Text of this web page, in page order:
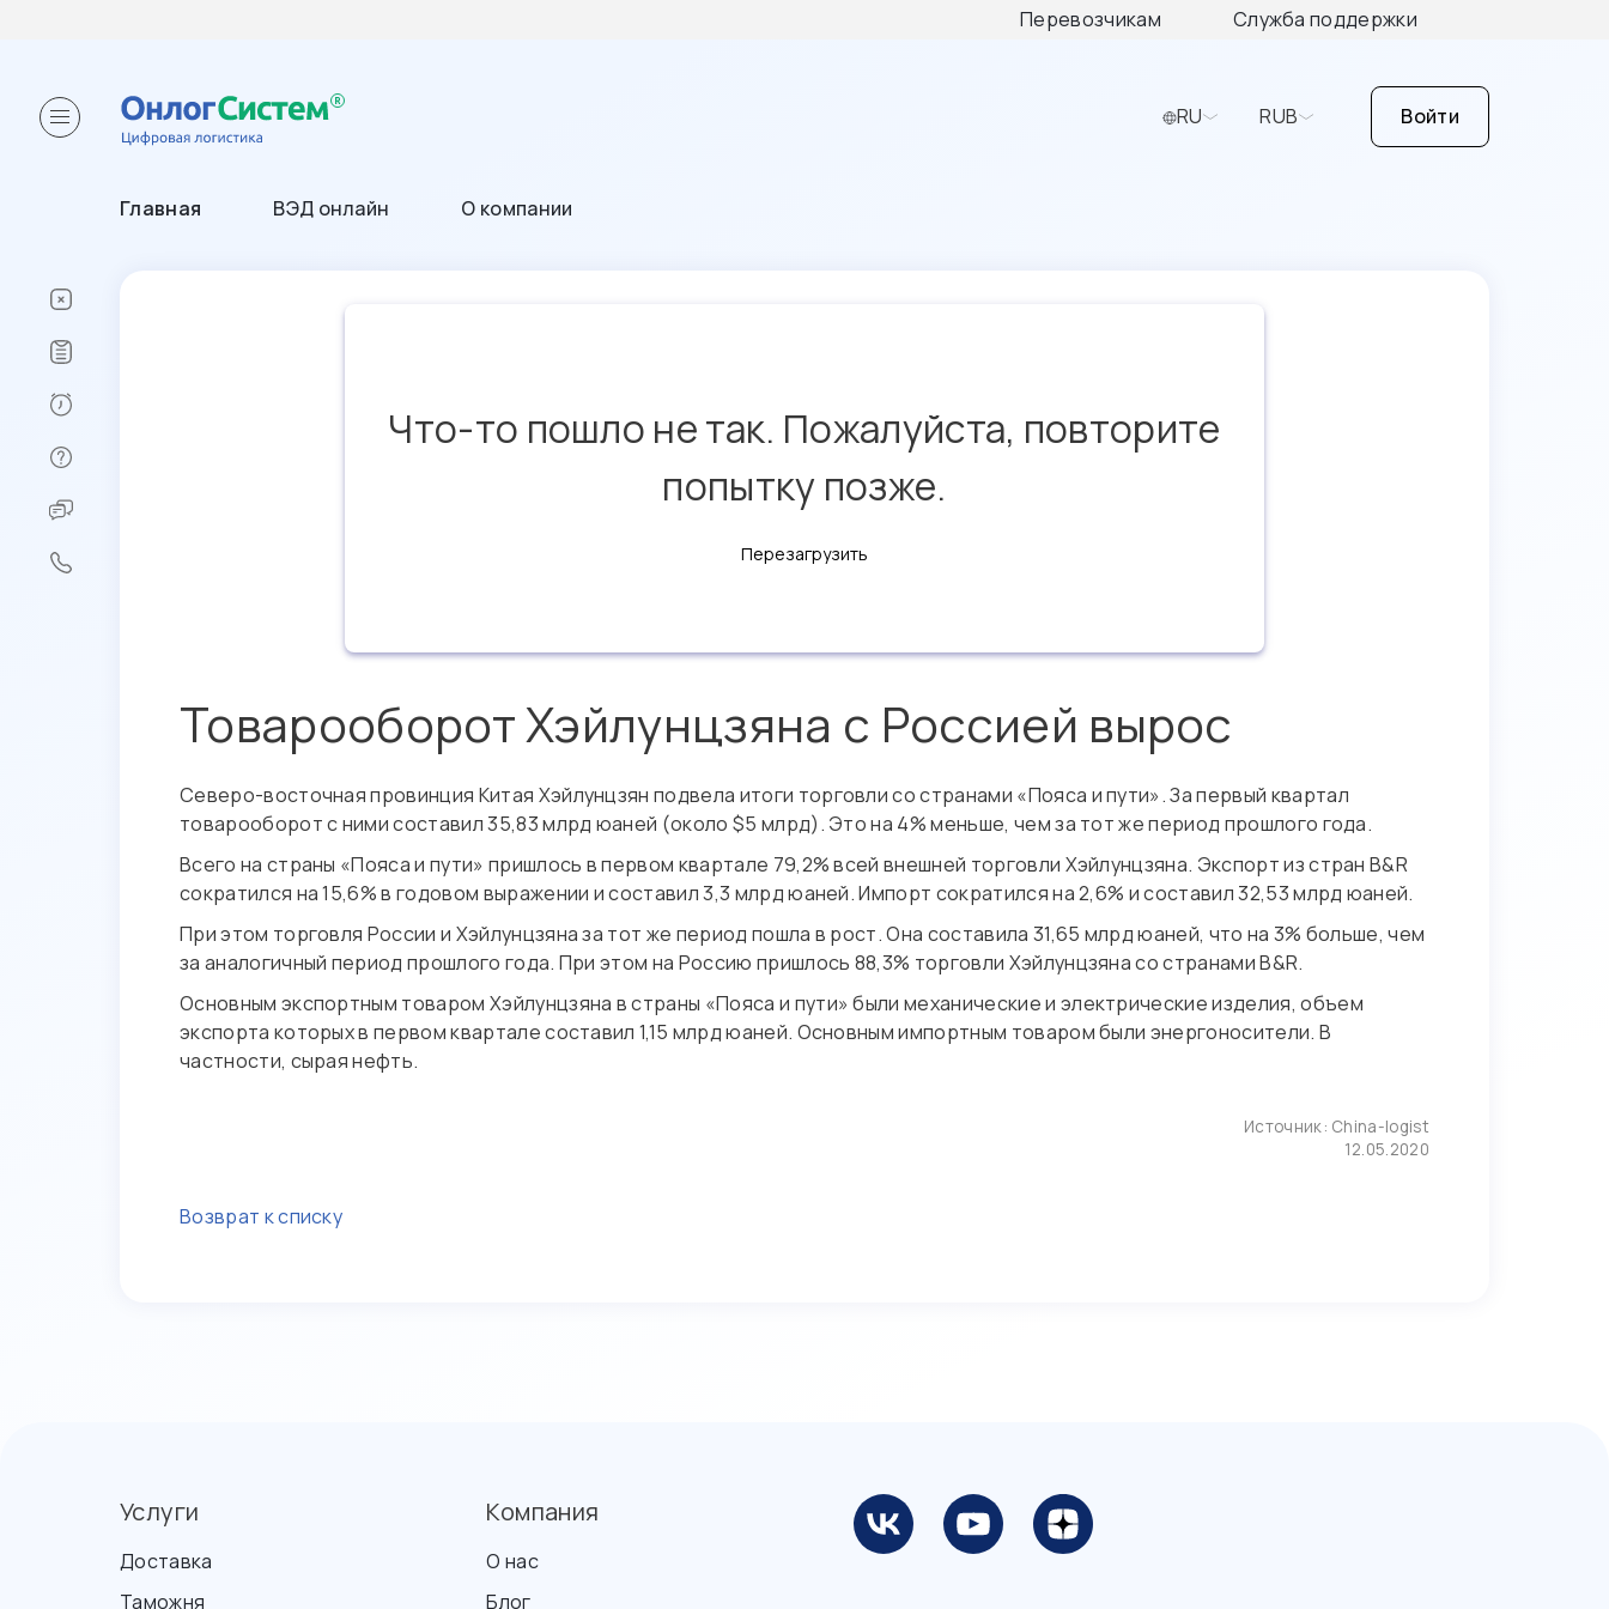
Перевозчикам Служба поддержки
RU RUB Войти
Главная ВЭД онлайн О компании
Что-то пошло не так. Пожалуйста, повторите
попытку позже.
Перезагрузить
Товарооборот Хэйлунцзяна с Россией вырос
Северо-восточная провинция Китая Хэйлунцзян подвела итоги торговли со странами «Пояса и пути». За первый квартал
товарооборот с ними составил 35,83 млрд юаней (около $5 млрд). Это на 4% меньше, чем за тот же период прошлого года.
Всего на страны «Пояса и пути» пришлось в первом квартале 79,2% всей внешней торговли Хэйлунцзяна. Экспорт из стран B&R
сократился на 15,6% в годовом выражении и составил 3,3 млрд юаней. Импорт сократился на 2,6% и составил 32,53 млрд юаней.
При этом торговля России и Хэйлунцзяна за тот же период пошла в рост. Она составила 31,65 млрд юаней, что на 3% больше, чем
за аналогичный период прошлого года. При этом на Россию пришлось 88,3% торговли Хэйлунцзяна со странами B&R.
Основным экспортным товаром Хэйлунцзяна в страны «Пояса и пути» были механические и электрические изделия, объем
экспорта которых в первом квартале составил 1,15 млрд юаней. Основным импортным товаром были энергоносители. В
частности, сырая нефть.
Источник: China-logist
12.05.2020
Возврат к списку
Услуги
Доставка
Таможня
Компания
О нас
Блог